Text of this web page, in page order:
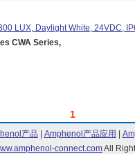
LUX, Daylight White, 24VDC,
CWA Series,
1
产品 Amphenol产品应用
connect.comAll